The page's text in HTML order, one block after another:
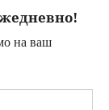
на ваш